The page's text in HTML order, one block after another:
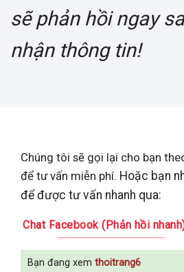
sẽ phản hồi ngay
nhận thông tin!
Chúng tôi sẽ gọi lại cho bạn
để tư vấn miễn phí. Hoặc bạn
để được tư vấn nhanh qua:
Chat Facebook (Phản hồi
Bạn đang xem thoitrang6